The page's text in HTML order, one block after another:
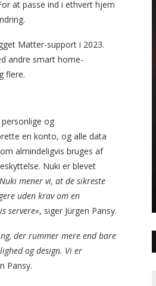
at passe ind i ethvert hjem
Matter-support i 2023.
andre smart home-
flere.
og
en konto, og alle data
almindeligvis bruges af
Nuki er blevet
mener vi, at de sikreste
uden krav om en
servere«, siger Jürgen Pansy.
der rummer mere end bare
og design. Vi er
Pansy.